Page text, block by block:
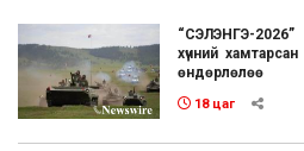
“СЭЛЭНГЭ-
хүчний
өндөрлөлөө
18 цаг